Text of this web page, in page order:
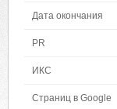
Дата окончания
PR
ИКС
Страниц в Google